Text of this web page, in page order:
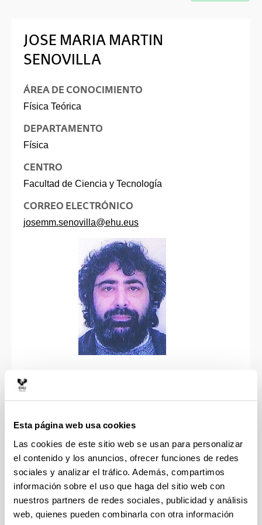
Esta página web usa cookies
Las cookies de este sitio web se usan para personalizar
el contenido y los anuncios, ofrecer funciones de redes
sociales y analizar el tráfico. Además, compartimos
información sobre el uso que haga del sitio web con
nuestros partners de redes sociales, publicidad y análisis
web, quienes pueden combinarla con otra información
JOSE MARIA MARTIN
SENOVILLA
ÁREA DE CONOCIMIENTO
Física Teórica
DEPARTAMENTO
Física
CENTRO
Facultad de Ciencia y Tecnología
CORREO ELECTRÓNICO
josemm.senovilla@ehu.eus
José M. Martín Senovilla se licenció (1982) y
doctoró (1986) en Física por la Universidad de
Council en Queen Mary College (Londres, 1987-
Titular en física en la Universitat de Barcelona.
Desde 1999 es Catedrático de Física Teórica en la
Universidad del País Vasco (UPV/EHU)
(Departamento de Física).